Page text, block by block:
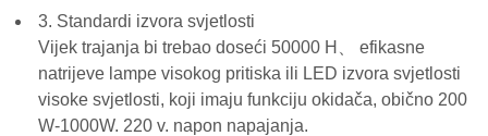
3. Standardi izvora svjetlosti
Vijek trajanja bi trebao doseći 50000 H、 efikasne
natrijeve lampe visokog pritiska ili LED izvora svjetlosti
visoke svjetlosti, koji imaju funkciju okidača, obično 200
W-1000W. 220 v. napon napajanja.